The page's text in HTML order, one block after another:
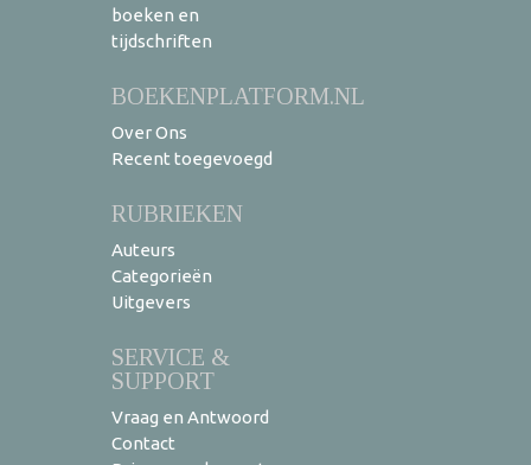
boeken en
tijdschriften
BOEKENPLATFORM.NL
Over Ons
Recent toegevoegd
RUBRIEKEN
Auteurs
Categorieën
Uitgevers
SERVICE &
SUPPORT
Vraag en Antwoord
Contact